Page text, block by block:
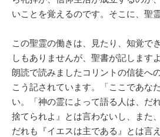
いことを覚えるのです。そこに、聖
この聖霊の働きは、見たり、知覚で
しもありませんが、聖書が記します
朗読で読みましたコリントの信徒へ
こう記されています。「ここであな
い。「神の霊によって語る人は、だ
捨てられよ』とは言わないし、また
だれも『イエスは主である』とは言